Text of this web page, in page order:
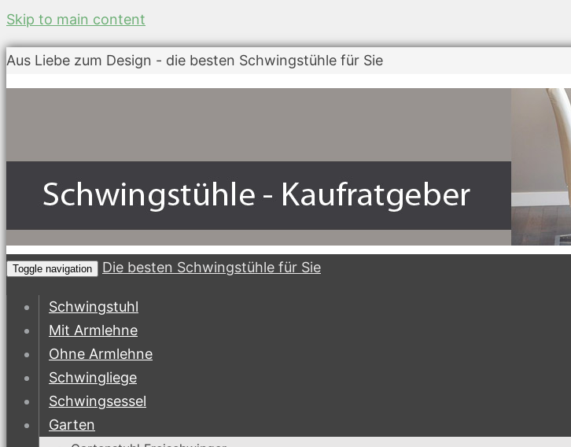
Skip to main content
Aus Liebe zum Design - die besten Schwingstühle für Sie
Toggle navigation Die besten Schwingstühle für Sie
Schwingstuhl
Mit Armlehne
Ohne Armlehne
Schwingliege
Schwingsessel
Garten